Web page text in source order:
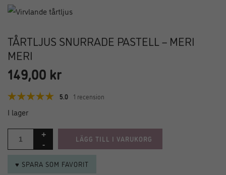
TÅRTLJUS SNURRADE PASTELL – MERI
MERI
149,00 kr
5.0 1 recension
I lager
LÄGG TILL I VARUKORG
♥ SPARA SOM FAVORIT